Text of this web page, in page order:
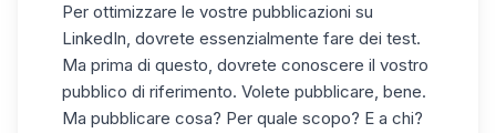
Per ottimizzare le vostre pubblicazioni su
LinkedIn, dovrete essenzialmente fare dei test.
Ma prima di questo, dovrete conoscere il vostro
pubblico di riferimento. Volete pubblicare, bene.
Ma pubblicare cosa? Per quale scopo? E a chi?